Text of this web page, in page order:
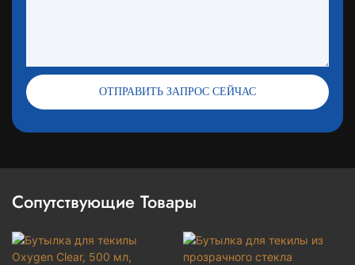
ОТПРАВИТЬ ЗАПРОС СЕЙЧАС
Сопутствующие Товары